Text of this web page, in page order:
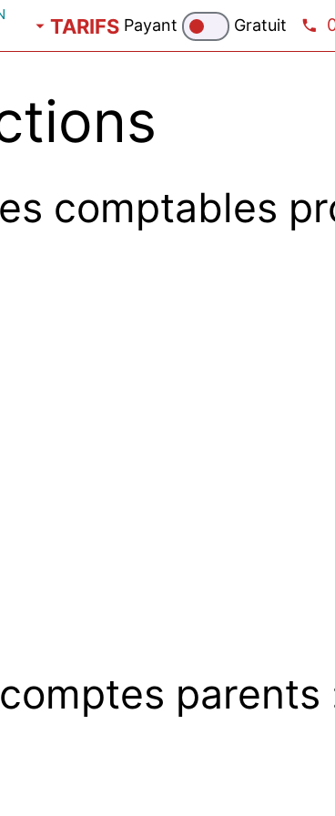
TARIFS Payant Gratuit
comptables
parents